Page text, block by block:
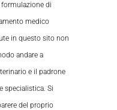
di
medico
in questo sito non
andare a
e il padrone
specialistica. Si
del proprio